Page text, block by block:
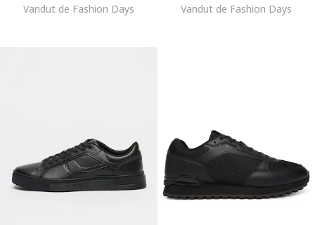
Vandut de Fashion Days Vandut de Fashion Days